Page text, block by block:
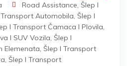
Road Assistance, Šlep I
Transport Automobila, Šlep I
I Transport Čamaca I Plovila,
I SUV Vozila, Šlep I
Elemenata, Šlep I Transport
, Šlep I Transport